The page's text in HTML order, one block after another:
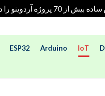
را در خانه بدون نیاز به تجهیزات خاص (09191022022)
IoT
Arduino
ESP32